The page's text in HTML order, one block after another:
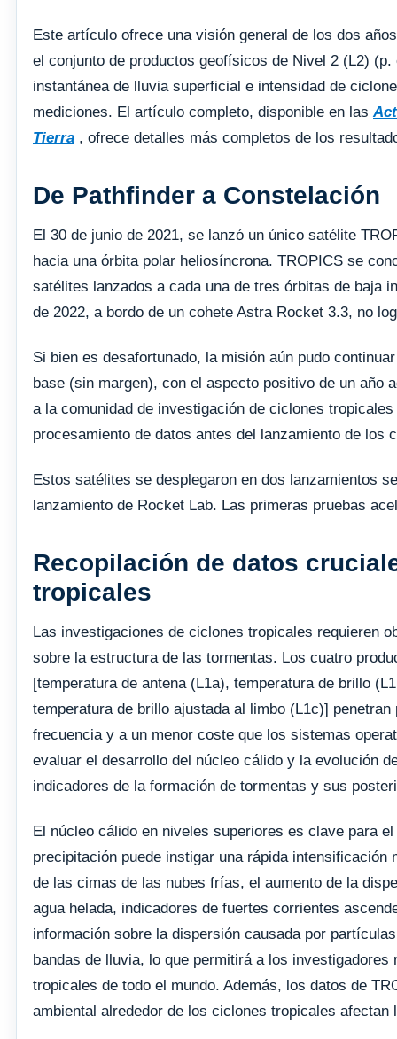
Este artículo ofrece una visión general de los dos
el conjunto de productos geofísicos de Nivel 2 (L2)
instantánea de lluvia superficial e intensidad de
mediciones. El artículo completo, disponible en las
Tierra , ofrece detalles más completos de los
De Pathfinder a Constelación
El 30 de junio de 2021, se lanzó un único satélite
hacia una órbita polar heliosíncrona. TROPICS se
satélites lanzados a cada una de tres órbitas de baja
de 2022, a bordo de un cohete Astra Rocket 3.3, no
Si bien es desafortunado, la misión aún pudo
base (sin margen), con el aspecto positivo de un año
a la comunidad de investigación de ciclones
procesamiento de datos antes del lanzamiento de
Estos satélites se desplegaron en dos lanzamientos
lanzamiento de Rocket Lab. Las primeras pruebas
Recopilación de datos
tropicales
Las investigaciones de ciclones tropicales requieren
sobre la estructura de las tormentas. Los cuatro
[temperatura de antena (L1a), temperatura de brillo
temperatura de brillo ajustada al limbo (L1c)]
frecuencia y a un menor coste que los sistemas
evaluar el desarrollo del núcleo cálido y la evolución
indicadores de la formación de tormentas y sus
El núcleo cálido en niveles superiores es clave para
precipitación puede instigar una rápida
de las cimas de las nubes frías, el aumento de la
agua helada, indicadores de fuertes corrientes
información sobre la dispersión causada por
bandas de lluvia, lo que permitirá a los
tropicales de todo el mundo. Además, los datos de
ambiental alrededor de los ciclones tropicales